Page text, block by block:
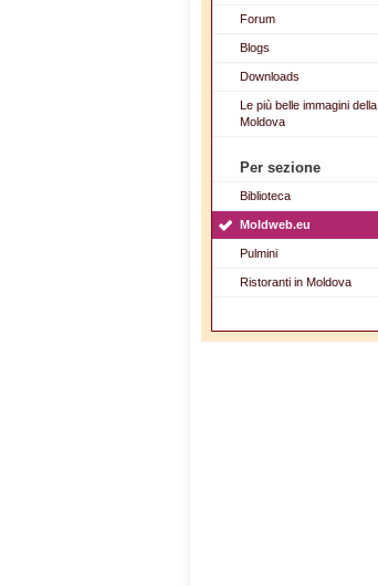
Forum
Blogs
Downloads
Le più belle immagini della
Moldova
Per sezione
Biblioteca
Moldweb.eu
Pulmini
Ristoranti in Moldova